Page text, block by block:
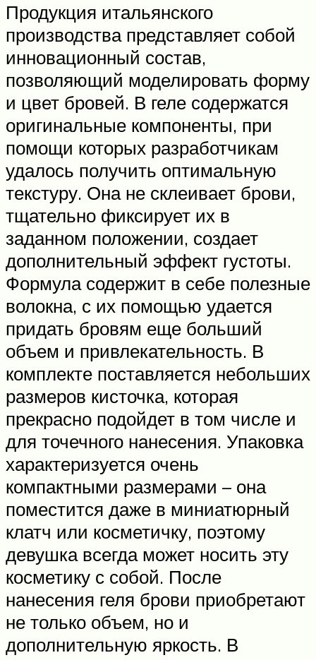
Продукция итальянского
производства представляет собой
инновационный состав,
позволяющий моделировать форму
и цвет бровей. В геле содержатся
оригинальные компоненты, при
помощи которых разработчикам
удалось получить оптимальную
текстуру. Она не склеивает брови,
тщательно фиксирует их в
заданном положении, создает
дополнительный эффект густоты.
Формула содержит в себе полезные
волокна, с их помощью удается
придать бровям еще больший
объем и привлекательность. В
комплекте поставляется небольших
размеров кисточка, которая
прекрасно подойдет в том числе и
для точечного нанесения. Упаковка
характеризуется очень
компактными размерами – она
поместится даже в миниатюрный
клатч или косметичку, поэтому
девушка всегда может носить эту
косметику с собой. После
нанесения геля брови приобретают
не только объем, но и
дополнительную яркость. В